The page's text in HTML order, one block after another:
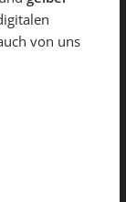
von uns